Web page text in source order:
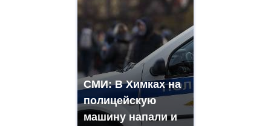
СМИ: В Химках на
полицейскую
машину напали и